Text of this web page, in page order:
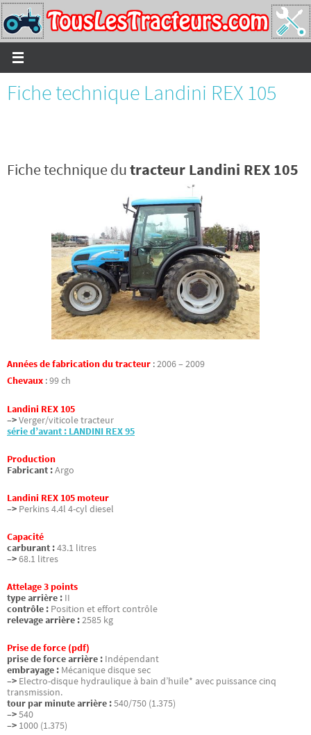
Passer
vers
le
contenu
Fiche technique Landini REX 105
Fiche technique dutracteur Landini REX 105
Années de fabrication du tracteur :2006 – 2009
Chevaux :99 ch
Landini REX 105
–>Verger/viticole tracteur
série d’avant : LANDINI REX 95
Production
Fabricant :Argo
Landini REX 105 moteur
–> Perkins 4.4l 4-cyl diesel
Capacité
carburant :43.1 litres
–>68.1 litres
Attelage 3 points
type arrière : II
contrôle : Position et effort contrôle
relevage arrière :2585 kg
Prise de force (pdf)
prise de force arrière : Indépendant
embrayage : Mécanique disque sec
–> Electro-disque hydraulique à bain d’huile* avec puissance cinq
transmission.
tour par minute arrière :540/750 (1.375)
–>540
–> 1000 (1.375)